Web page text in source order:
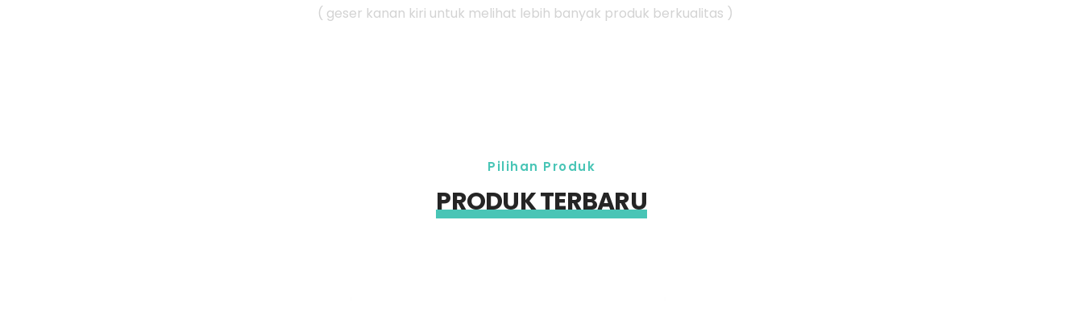
( geser kanan kiri untuk melihat lebih banyak produk berkualitas )
Pilihan Produk
PRODUK TERBARU